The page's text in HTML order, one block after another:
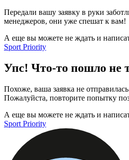
Передали вашу заявку в руки
менеджеров, они уже спешат к вам!
А еще вы можете не ждать и
Sport Priority
Упс! Что-то пошло не
Похоже, ваша заявка не
Пожалуйста, повторите попытку
А еще вы можете не ждать и
Sport Priority